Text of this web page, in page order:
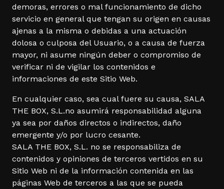
demoras, errores o mal funcionamiento de dicho
servicio en general que tengan su origen en causas
ajenas a la misma o debidas a una actuación
dolosa o culposa del Usuario, o a causa de fuerza
mayor, ni asume ningún deber o compromiso de
verificar ni de vigilar los contenidos e
informaciones de este Sitio Web.
En cualquier caso, sea cual fuere su causa, SALA
THE BOX, S.L.no asumirá responsabilidad alguna
ya sea por daños directos o indirectos, daño
emergente y/o por lucro cesante.
SALA THE BOX, S.L. no se responsabiliza de
contenidos y opiniones de terceros vertidos en su
Sitio Web ni de la información contenida en las
páginas Web de terceros a las que se pueda